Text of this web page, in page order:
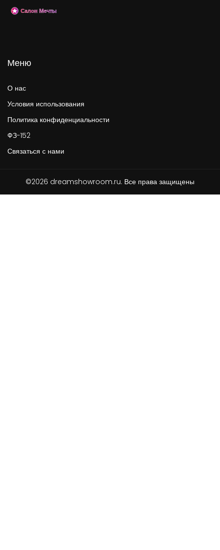
Меню
О нас
Условия использования
Политика конфиденциальности
ФЗ-152
Связаться с нами
©2026 dreamshowroom.ru. Все права защищены